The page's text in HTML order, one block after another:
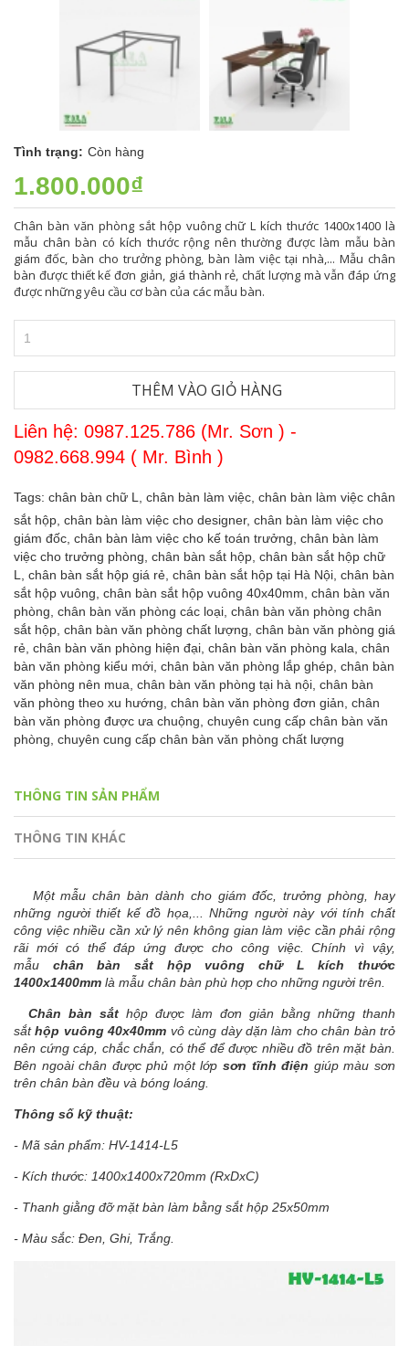
Tình trạng: Còn hàng
1.800.000₫
Chân bàn văn phòng sắt hộp vuông chữ L kích thước 1400x1400 là
mẫu chân bàn có kích thước rộng nên thường được làm mẫu bàn
giám đốc, bàn cho trưởng phòng, bàn làm việc tại nhà,... Mẫu chân
bàn được thiết kế đơn giản, giá thành rẻ, chất lượng mà vẫn đáp ứng
được những yêu cầu cơ bàn của các mẫu bàn.
THÊM VÀO GIỎ HÀNG
Liên hệ: 0987.125.786 (Mr. Sơn ) -
0982.668.994 ( Mr. Bình )
Tags: chân bàn chữ L, chân bàn làm việc, chân bàn làm việc chân
sắt hộp, chân bàn làm việc cho designer, chân bàn làm việc cho
giám đốc, chân bàn làm việc cho kế toán trưởng, chân bàn làm
việc cho trưởng phòng, chân bàn sắt hộp, chân bàn sắt hộp chữ
L, chân bàn sắt hộp giá rẻ, chân bàn sắt hộp tại Hà Nội, chân bàn
sắt hộp vuông, chân bàn sắt hộp vuông 40x40mm, chân bàn văn
phòng, chân bàn văn phòng các loại, chân bàn văn phòng chân
sắt hộp, chân bàn văn phòng chất lượng, chân bàn văn phòng giá
rẻ, chân bàn văn phòng hiện đại, chân bàn văn phòng kala, chân
bàn văn phòng kiểu mới, chân bàn văn phòng lắp ghép, chân bàn
văn phòng nên mua, chân bàn văn phòng tại hà nội, chân bàn
văn phòng theo xu hướng, chân bàn văn phòng đơn giản, chân
bàn văn phòng được ưa chuộng, chuyên cung cấp chân bàn văn
phòng, chuyên cung cấp chân bàn văn phòng chất lượng
THÔNG TIN SẢN PHẨM
THÔNG TIN KHÁC
Một mẫu chân bàn dành cho giám đốc, trưởng phòng, hay
những người thiết kế đồ họa,... Những người này với tính chất
công việc nhiều cần xử lý nên không gian làm việc cần phải rộng
rãi mới có thể đáp ứng được cho công việc. Chính vì vậy,
mẫu chân bàn sắt hộp vuông chữ L kích thước
1400x1400mm là mẫu chân bàn phù hợp cho những người trên.
Chân bàn sắt hộp được làm đơn giản bằng những thanh
sắthộp vuông 40x40mm vô cùng dày dặn làm cho chân bàn trở
nên cứng cáp, chắc chắn, có thể để được nhiều đồ trên mặt bàn.
Bên ngoài chân được phủ một lớpsơn tĩnh điện giúp màu sơn
trên chân bàn đều và bóng loáng.
Thông số kỹ thuật:
- Mã sản phẩm: HV-1414-L5
- Kích thước: 1400x1400x720mm (RxDxC)
- Thanh giằng đỡ mặt bàn làm bằng sắt hộp 25x50mm
- Màu sắc: Đen, Ghi, Trắng.